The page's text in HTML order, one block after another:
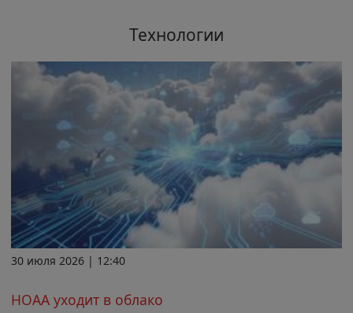
Технологии
30 июля 2026 | 12:40
НОАА уходит в облако